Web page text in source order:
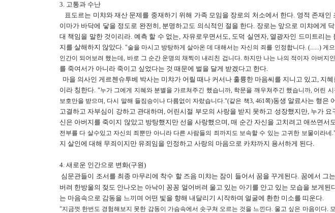
3. 고통과 수난
표도르는 미챠와 재산 문제를 중재하기 위해 가족 모임을 장로의 처소에서 한다. 영적 존재
이마가 바닥에 닿을 정도로 완전히, 분명하고도 의식적인 절을 한다. 장로는 앞으로 미챠에게
대 책임을 말한 것이리라. 예측 할 수 없는, 자유로우면서도, 도덕 실연자, 열광자인 드미트리
지를 살해하지 않았다."술을 마시고 방탕하게 살아온 데 대해서는 자신의 죄를 인정합니다. (......) 게
인간이 되어보려 했는데, 바로 그 순간 운명의 채찍이 내리친 겁니다. 하지만 나는 나의 적이자 아버지
를 죽여서가 아니라 죽이고 싶었다는 것 때문에 벌을 달게 받겠다고 한다.
마을 의사인 게르첸슈투베 박사는 미챠가 어릴 때나 커서나 훌륭한 마음씨를 지니고 있고, 지
이라 칭한다. "누가 그에게 지혜와 분별을 가르쳐주긴 했습니까, 학문을 깨우쳐주긴 했습니까, 어린
보호만을 받으며, 다시 말해 들짐승이나 다름없이 자랐습니다."(같은 책3, 461쪽)동생 알료사는 형은
고결하고 자부심이 강하고 관대하며, 어린시절 부모의 사랑을 받지 못하고 성장했지만, 누가
신은 아버지를 죽이지 않았고 방탕했지만 선을 사랑했으며, 매 순간 자신을 고치려고 애쓰면서
전부를 다 살수있고 자신의 죄뿐만 아니라 다른 사람들의 죄까지도 보속할 수 있는 고귀한 보물이라네
지 살인에 대해 무죄이지만 유죄임을 인정하고 사랑의 마음으로 카챠까지 용서하게 된다.
4. 새로운 인간으로 변화(구원)
심문관들이 조서를 최종 마무리에 착수 할 즈음 미챠는 잠이 들어서 꿈을 꾸게된다. 꿈에서
버려 한방울의 젖도 안나오는 아낙이 꽁꽁 얼어버려 울고 있는 아기를 안고 있는 모습을 보게
는 마음속으로 감동을 느끼며 어떤 빛을 향해 내달리기 시작하며 얼굴에 환한 미소를 띠운다.
"지금껏 한번도 경험해보지 못한 감동이 가슴속에서 솟구쳐 오르는 것을 느낀다. 울고 싶은 마음이다.